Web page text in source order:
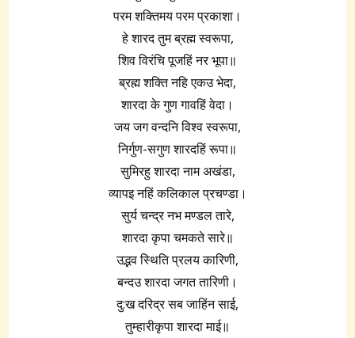
परम शक्तिमय परम प्रकाशा।
हे शारद तुम ब्रह्म स्वरूपा,
शिव विरंचि पूजहिं नर भूपा॥
ब्रह्म शक्ति नहि एकउ भेदा,
शारदा के गुण गावहिं वेदा।
जय जग वन्दनि विश्व स्वरूपा,
निर्गुण-सगुण शारदहिं रूपा॥
सुमिरहु शारदा नाम अखंडा,
व्यापइ नहिं कलिकाल प्रचण्डा।
सुर्य चन्द्र नभ मण्डल तारे,
शारदा कृपा चमकते सारे॥
उद्भव स्थिति प्रलय कारिणी,
बन्दउ शारदा जगत तारिणी।
दु:ख दरिद्र सब जाहिंन साई,
तुम्हारीकृपा शारदा माई॥